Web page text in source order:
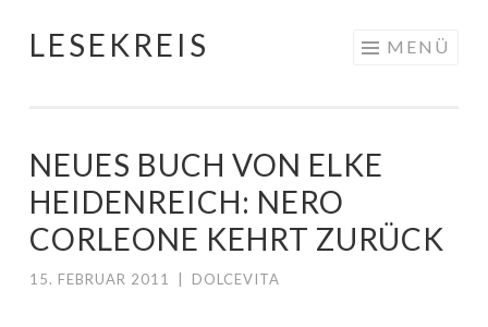
Springe
LESEKREIS MENÜ
NEUES BUCH VON ELKE
HEIDENREICH: NERO
CORLEONE KEHRT ZURÜCK
15. FEBRUAR 2011 DOLCEVITA